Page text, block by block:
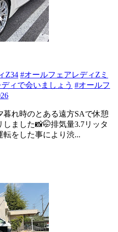
Z34 #オールフェアレディZミ
ィで会いましょう #オールフ
れ時のとある遠方SAで休憩
ました📸🤭排気量3.7リッタ
をした事により渋...